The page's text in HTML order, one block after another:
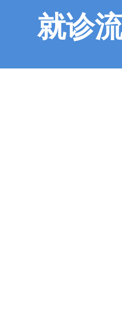
就诊